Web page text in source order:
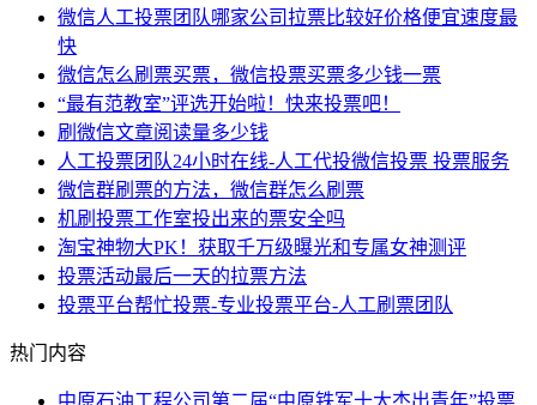
微信人工投票团队哪家公司拉票比较好价格便宜速度最
快
微信怎么刷票买票，微信投票买票多少钱一票
“最有范教室”评选开始啦！快来投票吧！
刷微信文章阅读量多少钱
人工投票团队24小时在线-人工代投微信投票 投票服务
微信群刷票的方法，微信群怎么刷票
机刷投票工作室投出来的票安全吗
淘宝神物大PK！获取千万级曝光和专属女神测评
投票活动最后一天的拉票方法
投票平台帮忙投票-专业投票平台-人工刷票团队
热门内容
中原石油工程公司第二届“中原铁军十大杰出青年”投票